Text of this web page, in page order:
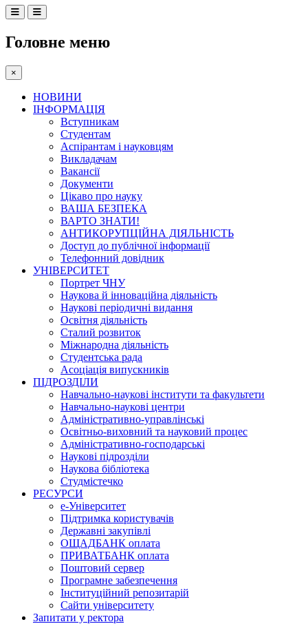
Головне меню
×
НОВИНИ
ІНФОРМАЦІЯ
Вступникам
Студентам
Аспірантам і науковцям
Викладачам
Вакансії
Документи
Цікаво про науку
ВАША БЕЗПЕКА
ВАРТО ЗНАТИ!
АНТИКОРУПЦІЙНА ДІЯЛЬНІСТЬ
Доступ до публічної інформації
Телефонний довідник
УНІВЕРСИТЕТ
Портрет ЧНУ
Наукова й інноваційна діяльність
Наукові періодичні видання
Освітня діяльність
Сталий розвиток
Міжнародна діяльність
Студентська рада
Асоціація випускників
ПІДРОЗДІЛИ
Навчально-наукові інститути та факультети
Навчально-наукові центри
Адміністративно-управлінські
Освітньо-виховний та науковий процес
Адміністративно-господарські
Наукові підрозділи
Наукова бібліотека
Студмістечко
РЕСУРСИ
е-Університет
Підтримка користувачів
Державні закупівлі
ОЩАДБАНК оплата
ПРИВАТБАНК оплата
Поштовий сервер
Програмне забезпечення
Інституційний репозитарій
Сайти університету
Запитати у ректора